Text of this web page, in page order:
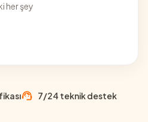
her şey
7/24 teknik destek